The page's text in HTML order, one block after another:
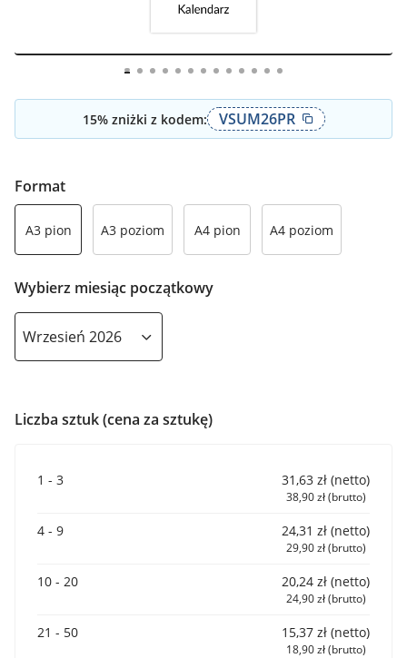
15% zniżki z kodem: VSUM26PR
Format
A3 pion A3 poziom A4 pion A4 poziom
Wybierz miesiąc początkowy
Liczba sztuk (cena za sztukę)
1 - 3 31,63 zł (netto)
38,90 zł (brutto)
4 - 9 24,31 zł (netto)
29,90 zł (brutto)
10 - 20 20,24 zł (netto)
24,90 zł (brutto)
21 - 50 15,37 zł (netto)
18,90 zł (brutto)